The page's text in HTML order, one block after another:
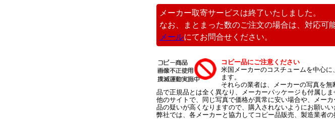
メーカー取寄サービスは終了いたしました。
なお、まとまった数のご注文の場合は、対応可
メールにてお問合せください。
コピー品にご注意ください
米国メーカーのコスチュームを中心
ます。
それらの業者は、メーカーの写真を
品で正規品とは全く異なり、メーカーパッケージも付属し
他のサイトで、同じ写真で価格が異常に安い場合や、メー
品の疑いが高くなりますので、購入されないようにお願いい
弊社では、各メーカーと協力してコピー品販売、製造業者の